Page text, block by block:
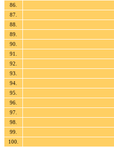
86.
87.
88.
89.
90.
91.
92.
93.
94.
95.
96.
97.
98.
99.
100.